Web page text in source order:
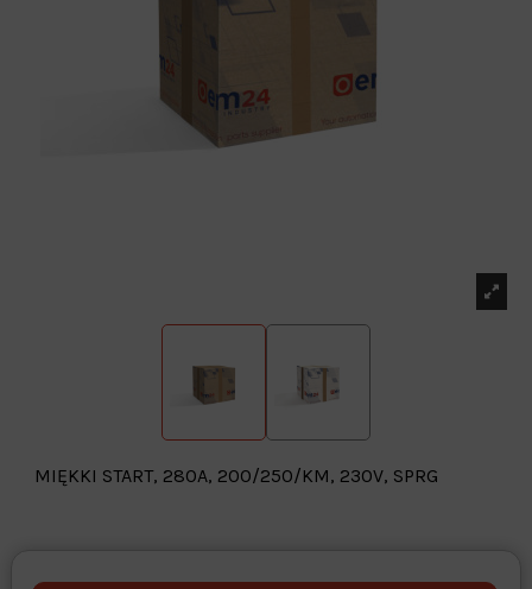
MIĘKKI START, 280A, 200/250/KM, 230V, SPRG